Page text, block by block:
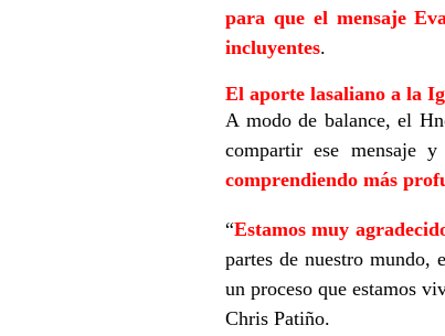
para que el mensaje
incluyentes.
El aporte lasaliano a la
A modo de balance, el
compartir ese mensaje
comprendiendo más
“Estamos muy
partes de nuestro mundo,
un proceso que estamos
Chris Patiño.